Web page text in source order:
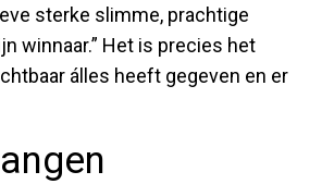
sterke slimme, prachtige
winnaar.” Het is precies het
álles heeft gegeven en er